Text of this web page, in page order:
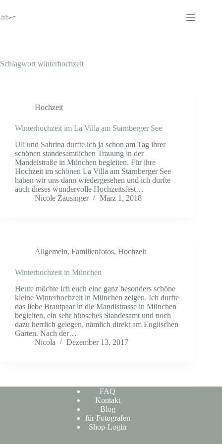
springen
Schlagwort winterhochzeit
Hochzeit
Winterhochzeit im La Villa am Starnberger See
Uli und Sabrina durfte ich ja schon am Tag ihrer
schönen standesamtlichen Trauung in der
Mandelstraße in München begleiten. Für ihre
Hochzeit im schönen La Villa am Starnberger See
haben wir uns dann wiedergesehen und ich durfte
auch dieses wundervolle Hochzeitsfest…
Nicole Zausinger
März 1, 2018
Allgemein, Familienfotos, Hochzeit
Winterhochzeit in München
Heute möchte ich euch eine ganz besonders schöne
kleine Winterhochzeit in München zeigen. Ich durfte
das liebe Brautpaar in die Mandlstrasse in München
begleiten, ein sehr hübsches Standesamt und noch
dazu herrlich gelegen, nämlich direkt am Englischen
Garten. Nach der…
Nicola
Dezember 13, 2017
FAQ
Kontakt
Blog
für Fotografen
Shop-Login